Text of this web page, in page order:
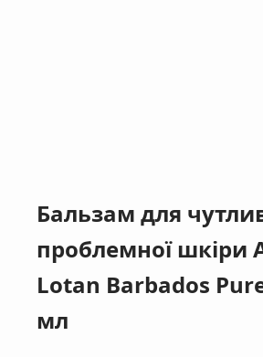
Бальзам для
проблемної шкіри
Lotan Barbados
мл